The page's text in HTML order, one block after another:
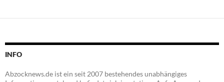
INFO
Abzocknews.de ist ein seit 2007 bestehendes unabhängiges